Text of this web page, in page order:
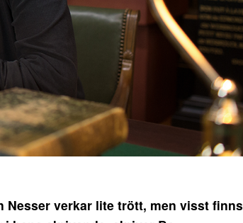
Nesser verkar lite trött, men visst finns